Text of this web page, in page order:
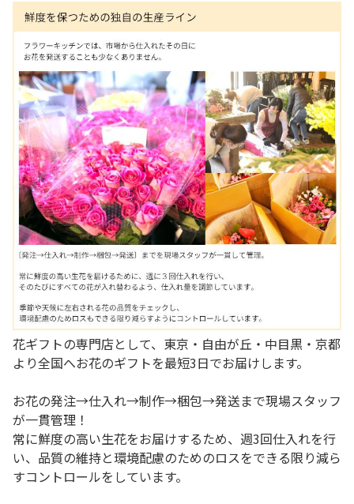
花ギフトの専門店として、東京・自由が丘・中目黒・京都
より全国へお花のギフトを最短3日でお届けします。
お花の発注→仕入れ→制作→梱包→発送まで現場スタッフ
が一貫管理！
常に鮮度の高い生花をお届けするため、週3回仕入れを行
い、品質の維持と環境配慮のためのロスをできる限り減ら
すコントロールをしています。